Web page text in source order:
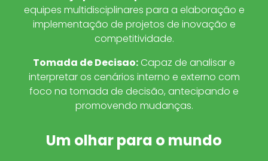
equipes multidisciplinares para a elaboração e
implementação de projetos de inovação e
competitividade.
Tomada de Decisao: Capaz de analisar e
interpretar os cenários interno e externo com
foco na tomada de decisão, antecipando e
promovendo mudanças.
Um olhar para o mundo